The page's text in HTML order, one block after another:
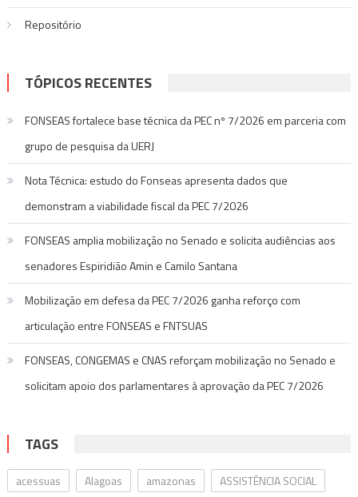
Repositório
TÓPICOS RECENTES
FONSEAS fortalece base técnica da PEC nº 7/2026 em parceria com
grupo de pesquisa da UERJ
Nota Técnica: estudo do Fonseas apresenta dados que
demonstram a viabilidade fiscal da PEC 7/2026
FONSEAS amplia mobilização no Senado e solicita audiências aos
senadores Espiridião Amin e Camilo Santana
Mobilização em defesa da PEC 7/2026 ganha reforço com
articulação entre FONSEAS e FNTSUAS
FONSEAS, CONGEMAS e CNAS reforçam mobilização no Senado e
solicitam apoio dos parlamentares à aprovação da PEC 7/2026
TAGS
acessuas Alagoas amazonas
ASSISTÊNCIA SOCIAL